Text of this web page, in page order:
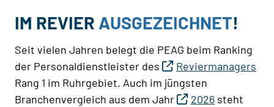
IM REVIER AUSGEZEICHNET!
Seit vielen Jahren belegt die PEAG beim Ranking
der Personaldienstleister des
Reviermanagers
Rang 1 im Ruhrgebiet. Auch im jüngsten
Branchenvergleich aus dem Jahr
2026 steht